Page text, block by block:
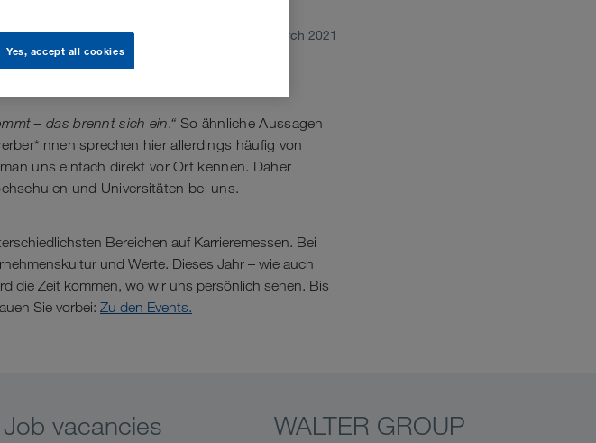
March 2021
– das brennt sich ein.“ So ähnliche Aussagen
sprechen hier allerdings häufig von
uns einfach direkt vor Ort kennen. Daher
und Universitäten bei uns.
Bereichen auf Karrieremessen. Bei
und Werte. Dieses Jahr – wie auch
die Zeit kommen, wo wir uns persönlich sehen. Bis
Sie vorbei: Zu den Events.
Job vacancies WALTER GROUP
Yes, accept all cookies